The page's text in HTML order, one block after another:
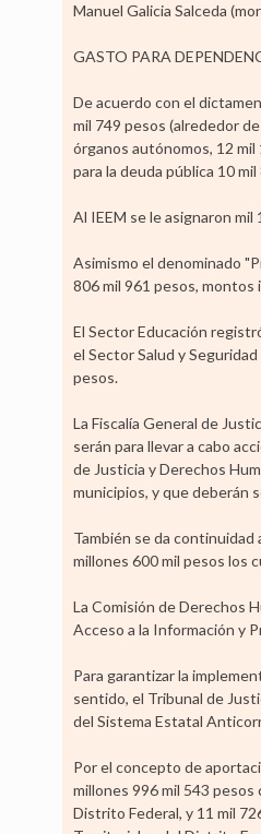
Manuel Galicia Salceda
GASTO PARA
De acuerdo con el
mil 749 pesos (alrededor
órganos autónomos, 12 mil
para la deuda pública 10
Al IEEM se le asignaron
Asimismo el denominado
806 mil 961 pesos,
El Sector Educación
el Sector Salud y
pesos.
La Fiscalía General de
serán para llevar a cabo
de Justicia y Derechos
municipios, y que deberán
También se da
millones 600 mil pesos los
La Comisión de Derechos
Acceso a la Información y
Para garantizar la
sentido, el Tribunal de
del Sistema Estatal
Por el concepto de
millones 996 mil 543
Distrito Federal, y 11 mil